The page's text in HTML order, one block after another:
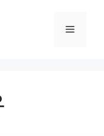
메